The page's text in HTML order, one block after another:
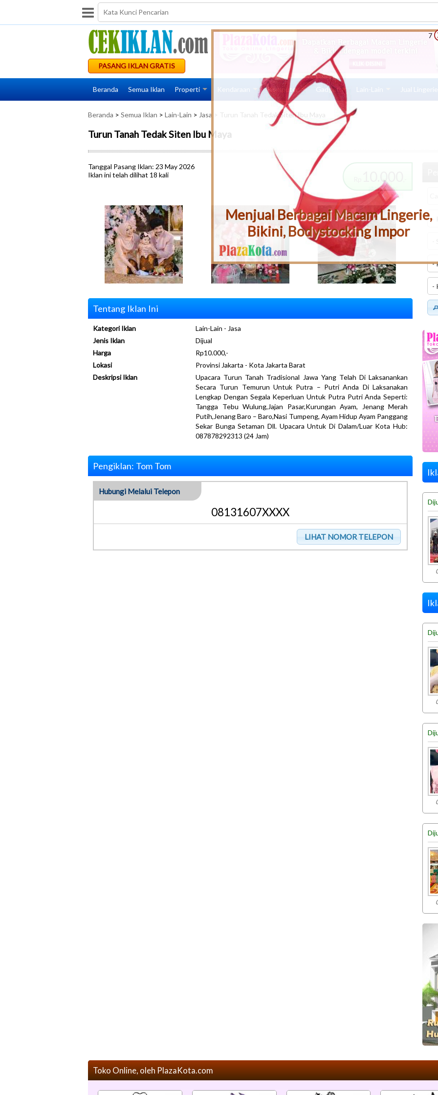
Menjual Berbagai Macam Lingerie,
Bikini, Bodystocking Impor
6
PASANG IKLAN GRATIS
Beranda Semua Iklan Properti Kendaraan Komputer Gadget Lain-Lain Jual
Beranda > Semua Iklan > Lain-Lain > Jasa > Turun Tanah Tedak Siten Ibu Maya
Turun Tanah Tedak Siten Ibu Maya
Tanggal Pasang Iklan: 23 May 2026
Iklan ini telah dilihat 18 kali
10.000
Tentang Iklan Ini
Kategori Iklan
Lain-Lain - Jasa
Jenis Iklan
Dijual
Harga
Rp10.000,-
Lokasi
Provinsi Jakarta - Kota Jakarta Barat
Deskripsi Iklan
Upacara Turun Tanah Tradisional Jawa Yang Telah Di Laksanankan
Secara Turun Temurun Untuk Putra – Putri Anda Di Laksanakan
Lengkap Dengan Segala Keperluan Untuk Putra Putri Anda Seperti:
Tangga Tebu Wulung,Jajan Pasar,Kurungan Ayam, Jenang Merah
Putih,Jenang Baro – Baro,Nasi Tumpeng, Ayam Hidup Ayam Panggang
Sekar Bunga Setaman Dll. Upacara Untuk Di Dalam/Luar Kota Hub:
087878292313 (24 Jam)
Pengiklan: Tom Tom
Hubungi Melalui Telepon
08131607XXXX
Toko Online, oleh PlazaKota.com